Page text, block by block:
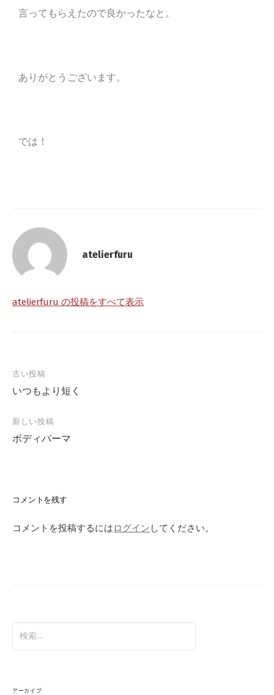
言ってもらえたので良かったなと。
ありがとうございます。
では！
atelierfuru
atelierfuru の投稿をすべて表示
古い投稿
いつもより短く
新しい投稿
ボディパーマ
コメントを残す
コメントを投稿するにはログイン してください。
アーカイブ